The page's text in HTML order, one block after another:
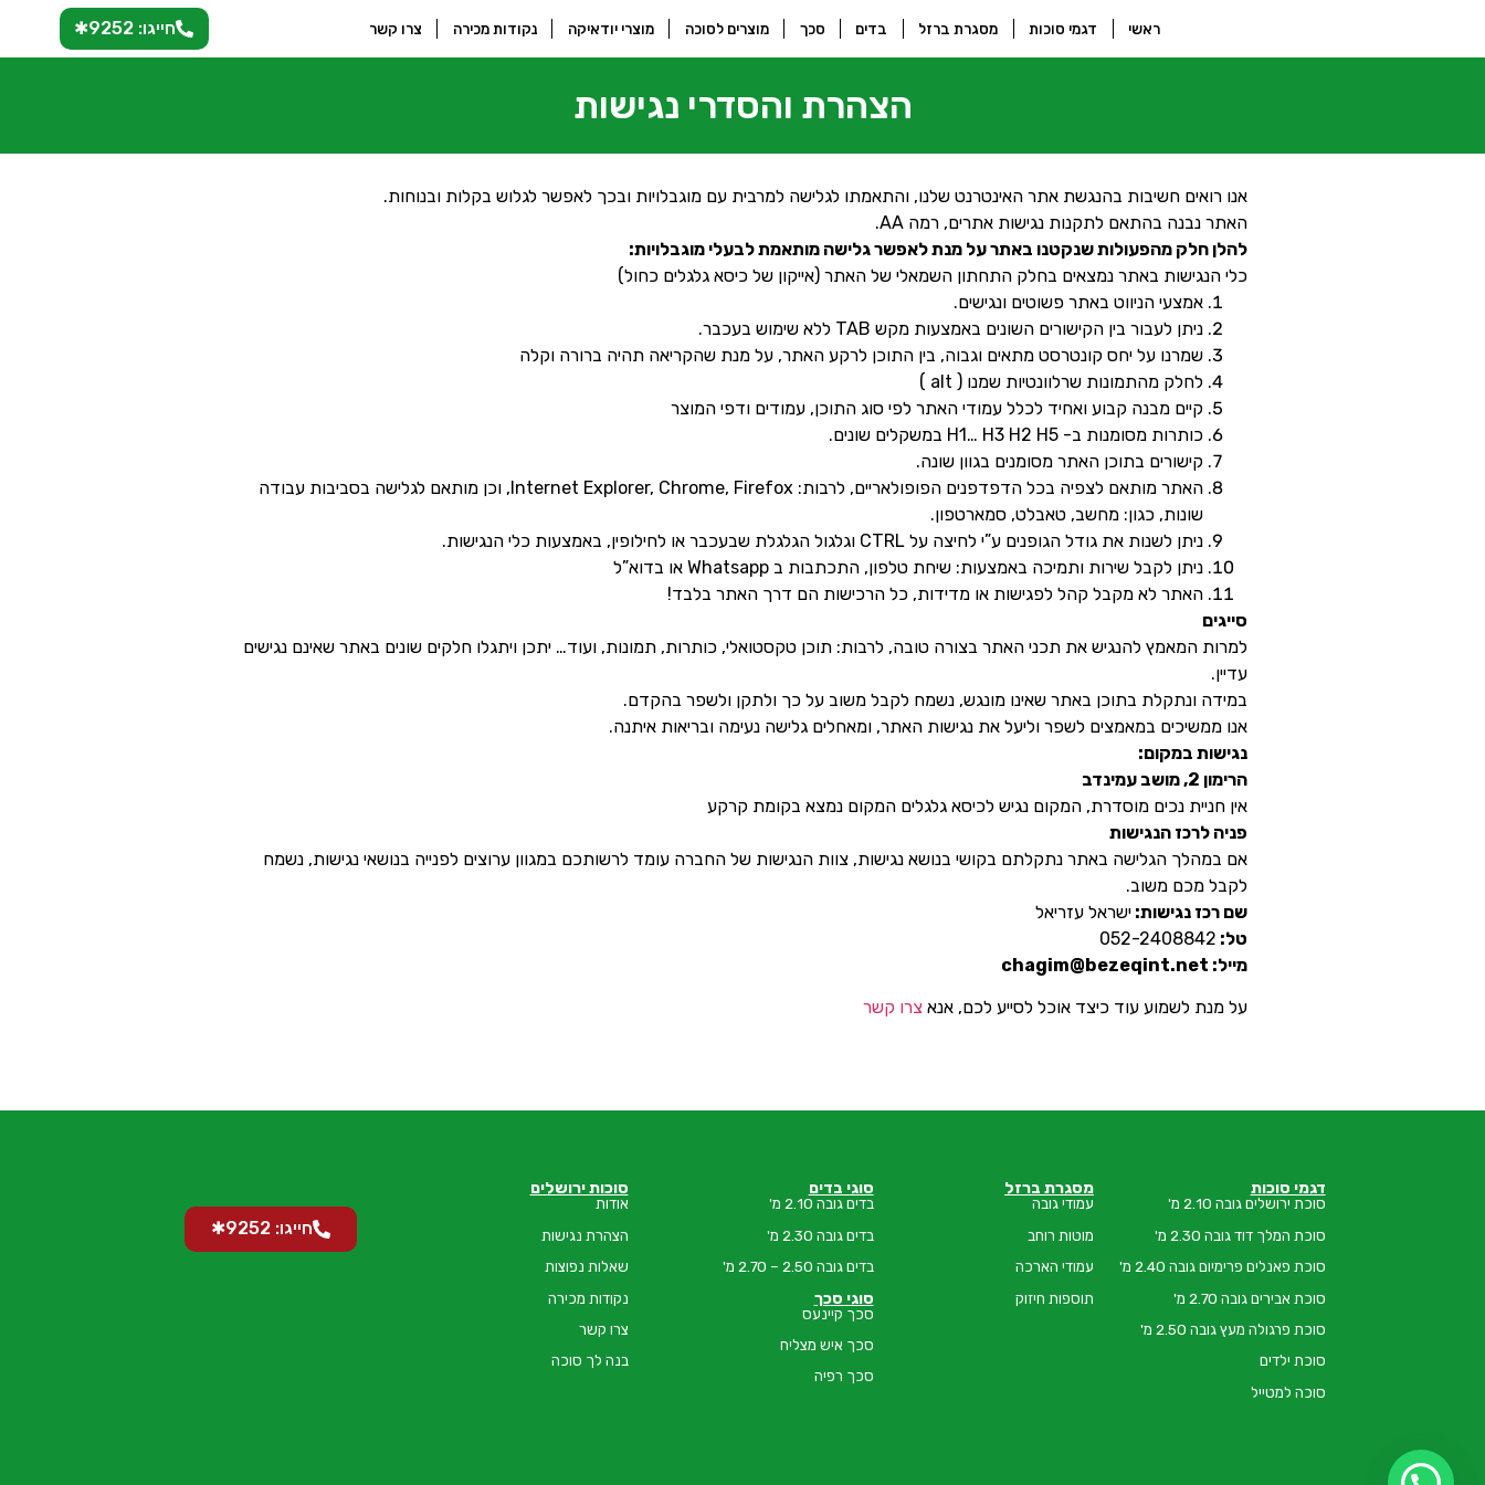
חייגו: 9252✱ ראשי דגמי סוכות מסגרת ברזל בדים סכך מוצרים לסוכה מוצרי יודאיקה נקודות מכירה צרו קשר
הצהרת והסדרי נגישות
אנו רואים חשיבות בהנגשת אתר האינטרנט שלנו, והתאמתו לגלישה למרבית עם מוגבלויות ובכך לאפשר לגלוש בקלות ובנוחות.
האתר נבנה בהתאם לתקנות נגישות אתרים, רמה AA.
להלן חלק מהפעולות שנקטנו באתר על מנת לאפשר גלישה מותאמת לבעלי מוגבלויות:
כלי הנגישות באתר נמצאים בחלק התחתון השמאלי של האתר (אייקון של כיסא גלגלים כחול)
אמצעי הניווט באתר פשוטים ונגישים.
ניתן לעבור בין הקישורים השונים באמצעות מקש TAB ללא שימוש בעכבר.
שמרנו על יחס קונטרסט מתאים וגבוה, בין התוכן לרקע האתר, על מנת שהקריאה תהיה ברורה וקלה
לחלק מהתמונות שרלוונטיות שמנו ( alt )
קיים מבנה קבוע ואחיד לכלל עמודי האתר לפי סוג התוכן, עמודים ודפי המוצר
כותרות מסומנות ב- H1… H3 H2 H5 במשקלים שונים.
קישורים בתוכן האתר מסומנים בגוון שונה.
האתר מותאם לצפיה בכל הדפדפנים הפופולאריים, לרבות: Internet Explorer, Chrome, Firefox, וכן מותאם לגלישה בסביבות עבודה
שונות, כגון: מחשב, טאבלט, סמארטפון.
ניתן לשנות את גודל הגופנים ע”י לחיצה על CTRL וגלגול הגלגלת שבעכבר או לחילופין, באמצעות כלי הנגישות.
ניתן לקבל שירות ותמיכה באמצעות: שיחת טלפון, התכתבות ב Whatsapp או בדוא”ל
האתר לא מקבל קהל לפגישות או מדידות, כל הרכישות הם דרך האתר בלבד!
סייגים
למרות המאמץ להנגיש את תכני האתר בצורה טובה, לרבות: תוכן טקסטואלי, כותרות, תמונות, ועוד… יתכן ויתגלו חלקים שונים באתר שאינם נגישים
עדיין.
במידה ונתקלת בתוכן באתר שאינו מונגש, נשמח לקבל משוב על כך ולתקן ולשפר בהקדם.
אנו ממשיכים במאמצים לשפר וליעל את נגישות האתר, ומאחלים גלישה נעימה ובריאות איתנה.
נגישות במקום:
הרימון 2, מושב עמינדב
אין חניית נכים מוסדרת, המקום נגיש לכיסא גלגלים המקום נמצא בקומת קרקע
פניה לרכז הנגישות
אם במהלך הגלישה באתר נתקלתם בקושי בנושא נגישות, צוות הנגישות של החברה עומד לרשותכם במגוון ערוצים לפנייה בנושאי נגישות, נשמח
לקבל מכם משוב.
שם רכז נגישות:ישראל עזריאל
טל: 052-2408842
מייל: chagim@bezeqint.net
על מנת לשמוע עוד כיצד אוכל לסייע לכם, אנא צרו קשר
דגמי סוכות
סוכת ירושלים גובה 2.10 מ'
סוכת המלך דוד גובה 2.30 מ'
סוכת פאנלים פרימיום גובה 2.40 מ'
סוכת אבירים גובה 2.70 מ'
סוכת פרגולה מעץ גובה 2.50 מ'
סוכת ילדים
סוכה למטייל
מסגרת ברזל
עמודי גובה
מוטות רוחב
עמודי הארכה
תוספות חיזוק
סוגי בדים
בדים גובה 2.10 מ'
בדים גובה 2.30 מ'
בדים גובה 2.50 – 2.70 מ'
סוגי סכך
סכך קיינעס
סכך איש מצליח
סכך רפיה
סוכות ירושלים
אודות
הצהרת נגישות
שאלות נפוצות
נקודות מכירה
צרו קשר
בנה לך סוכה
חייגו: 9252✱